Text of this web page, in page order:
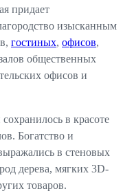
придает
изысканным
гостиных, офисов,
общественных
офисов и
в красоте
Богатство и
в стеновых
дерева, мягких 3D-
товаров.